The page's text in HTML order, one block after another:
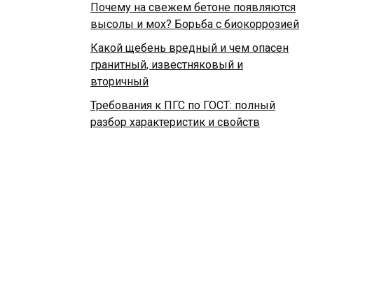
Почему на свежем бетоне появляются
высолы и мох? Борьба с биокоррозией
Какой щебень вредный и чем опасен
гранитный, известняковый и
вторичный
Требования к ПГС по ГОСТ: полный
разбор характеристик и свойств